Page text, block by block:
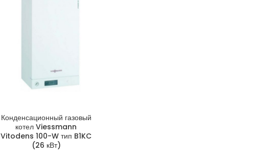
Конденсационный газовый
котел Viessmann
Vitodens 100-W тип B1KC
(26 кВт)